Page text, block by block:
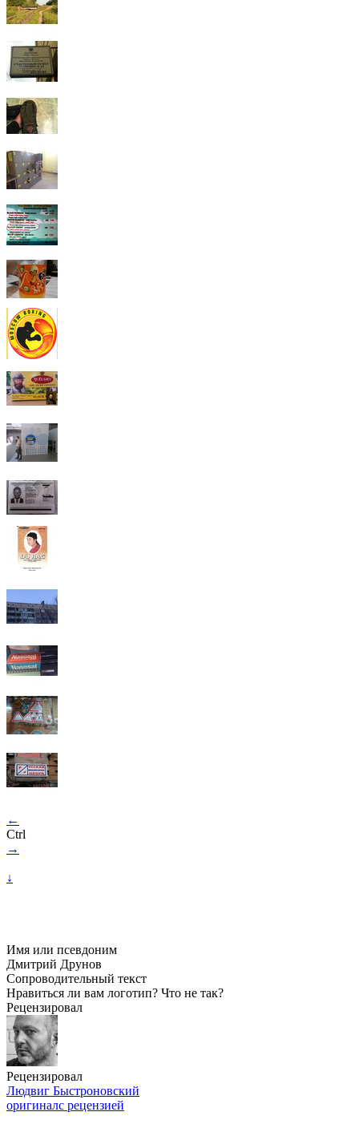
←
Ctrl
→
↓
Имя или псевдоним
Дмитрий Друнов
Сопроводительный текст
Нравиться ли вам логотип? Что не так?
Рецензировал
Рецензировал
Людвиг Быстроновский
оригиналс рецензией